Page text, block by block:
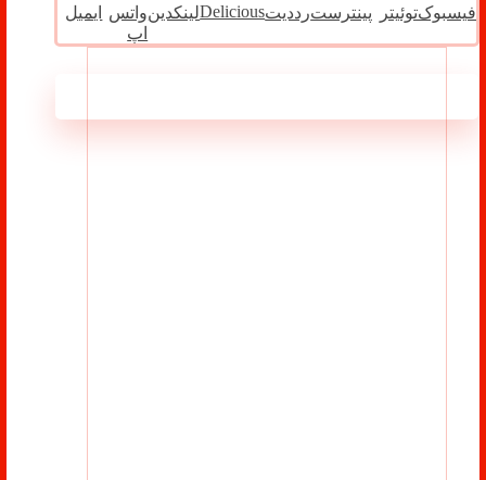
فیسبوکتوئیتر پینترسترددیتDeliciousلینکدینواتس
اپ
ایمیل